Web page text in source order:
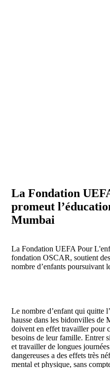
La Fondation
promeut
Mumbai
La Fondation UEFA Pour
fondation OSCAR, soutient
nombre d’enfants poursuivant
Le nombre d’enfant qui quitte
hausse dans les bidonvilles de
doivent en effet travailler pour
besoins de leur famille. Entrer
et travailler de longues
dangereuses a des effets très
mental et physique, sans